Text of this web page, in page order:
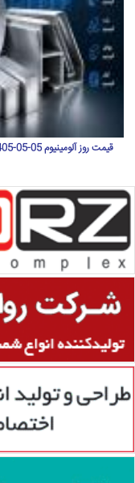
قیمت روز آلومینیوم 05-05-1405